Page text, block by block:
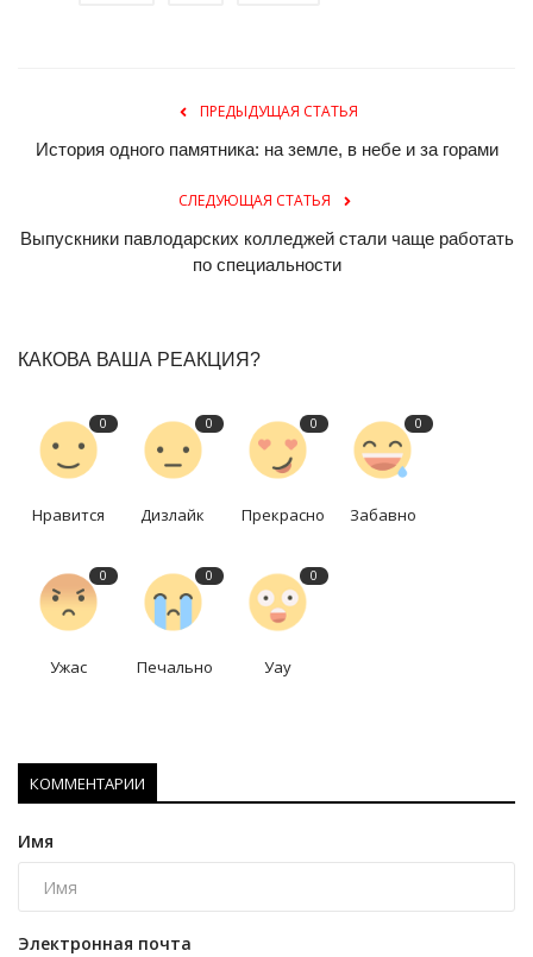
ПРЕДЫДУЩАЯ СТАТЬЯ
История одного памятника: на земле, в небе и за горами
СЛЕДУЮЩАЯ СТАТЬЯ
Выпускники павлодарских колледжей стали чаще работать
по специальности
КАКОВА ВАША РЕАКЦИЯ?
0
Нравится
0
Дизлайк
0
Прекрасно
0
Забавно
0
Ужас
0
Печально
0
Уау
КОММЕНТАРИИ
Имя
Электронная почта